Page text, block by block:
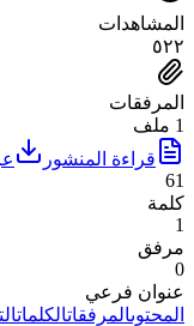
المشاهدات
٥٢٢
المرفقات
1 ملف
قراءة المنشور
61
كلمة
1
مرفق
0
عنوان فرعي
المحتوىالمرفقاتالكلمات